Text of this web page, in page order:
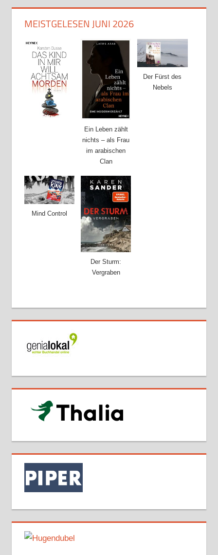
MEISTGELESEN JUNI 2026
Ein Leben zählt
nichts – als Frau
im arabischen
Clan
Der Fürst des
Nebels
Mind Control
Der Sturm:
Vergraben